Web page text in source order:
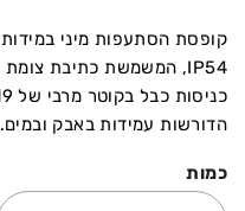
הדורשות עמידות באבק ובמים.
כמות